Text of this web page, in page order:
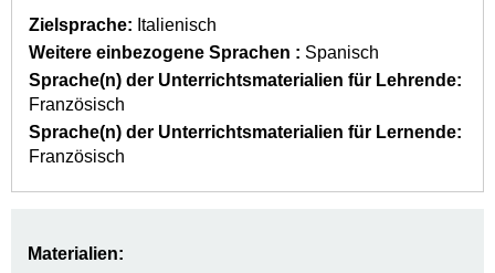
Zielsprache: Italienisch
Weitere einbezogene Sprachen : Spanisch
Sprache(n) der Unterrichtsmaterialien für Lehrende:
Französisch
Sprache(n) der Unterrichtsmaterialien für Lernende:
Französisch
Materialien: